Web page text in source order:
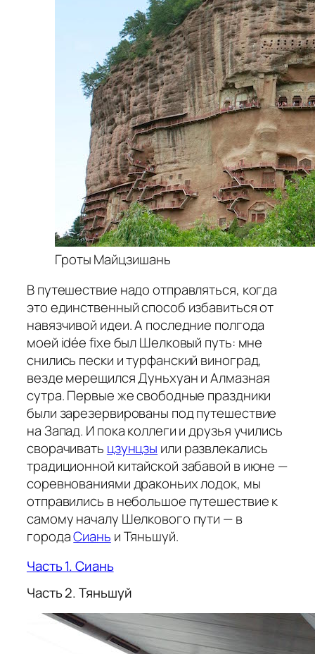
Гроты Майцзишань
В путешествие надо отправляться, когда
это единственный способ избавиться от
навязчивой идеи. А последние полгода
моей idée fixe был Шелковый путь: мне
снились пески и турфанский виноград,
везде мерещился Дуньхуан и Алмазная
сутра. Первые же свободные праздники
были зарезервированы под путешествие
на Запад. И пока коллеги и друзья учились
сворачивать цзунцзы или развлекались
традиционной китайской забавой в июне —
соревнованиями драконьих лодок, мы
отправились в небольшое путешествие к
самому началу Шелкового пути — в
городаСиань и Тяньшуй.
Часть 1. Сиань
Часть 2. Тяньшуй